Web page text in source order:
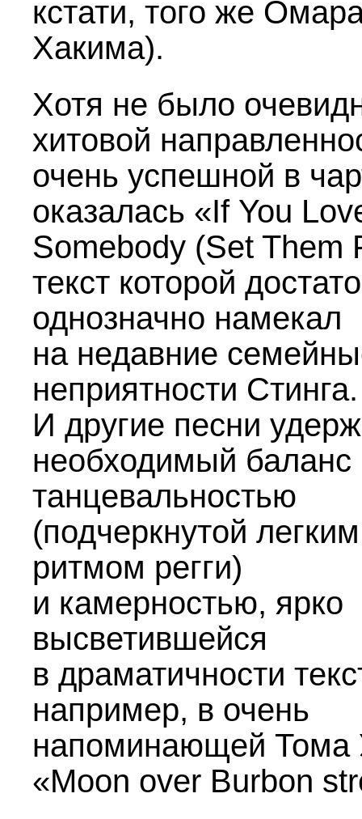
кстати, того же
Хакима).
Хотя не было
хитовой
очень успешной в
оказалась «If You
Somebody (Set Them
текст которой
однозначно намекал
на недавние
неприятности Стинга.
И другие песни
необходимый
танцевальностью
(подчеркнутой легким
ритмом регги)
и камерностью, ярко
высветившейся
в драматичности
например, в очень
напоминающей Тома
«Moon over Burbon